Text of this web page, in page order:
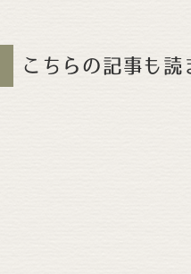
こちらの記事も読